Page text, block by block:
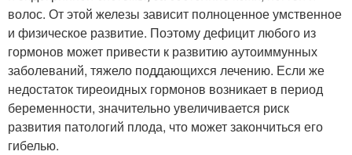
волос. От этой железы зависит полноценное умственное
и физическое развитие. Поэтому дефицит любого из
гормонов может привести к развитию аутоиммунных
заболеваний, тяжело поддающихся лечению. Если же
недостаток тиреоидных гормонов возникает в период
беременности, значительно увеличивается риск
развития патологий плода, что может закончиться его
гибелью.